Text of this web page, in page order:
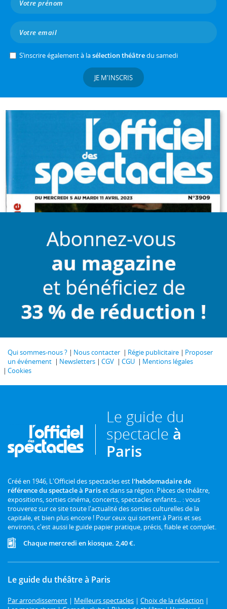
S’inscrire également à lasélection théâtredu samedi
JE M'INSCRIS
Qui sommes-nous ? Nous contacter Régie publicitaire
Proposer
un événement
Newsletters CGV CGU
Mentions légales
Cookies
Le guide du
spectacle à
Paris
Créé en 1946, L'Officiel des spectacles est l'hebdomadaire de
référence du spectacle à Pariset dans sa région. Pièces de théâtre,
expositions, sorties cinéma, concerts, spectacles enfants... : vous
trouverez sur ce site toute l'actualité des sorties culturelles de la
capitale, et bien plus encore ! Pour ceux qui sortent à Paris et ses
environs, c'est aussi le guide papier pratique, précis, fiable et complet.
Chaque mercredi en kiosque. 2,40 €.
Le guide du théâtre à Paris
Par arrondissement | Meilleurs spectacles | Choix de la rédaction |